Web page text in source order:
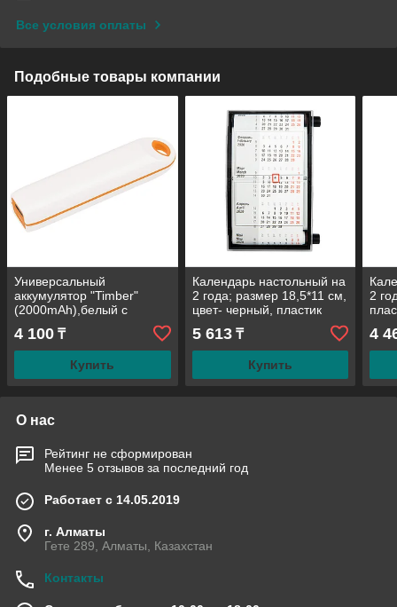
Все условия оплаты
Подобные товары компании
Универсальный
аккумулятор "Timber"
(2000mAh),белый с
оранжевым, 11х2,1х2,4
см,пластик
4 100 ₸
Купить
Календарь настольный на
2 года; размер 18,5*11 см,
цвет- черный, пластик
5 613₸
Купить
2
4
О нас
Рейтинг не сформирован
Менее 5 отзывов за последний год
Работает с 14.05.2019
г. Алматы
Гете 289, Алматы, Казахстан
Контакты